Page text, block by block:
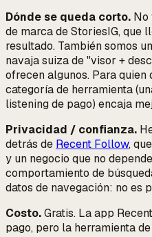
Dónde se queda corto. No
de marca de StoriesIG, que
resultado. También somos
navaja suiza de "visor +
ofrecen algunos. Para
categoría de herramienta
listening de pago) encaja
Privacidad / confianza.
detrás de Recent Follow,
y un negocio que no
comportamiento de
datos de navegación: no es
Costo.Gratis. La app
pago, pero la herramienta